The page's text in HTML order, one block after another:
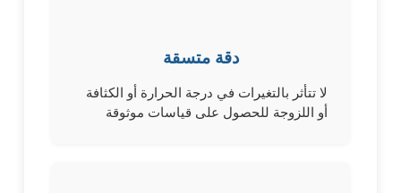
دقة متسقة
لا تتأثر بالتغيرات في درجة الحرارة أو الكثافة
أو اللزوجة للحصول على قياسات موثوقة